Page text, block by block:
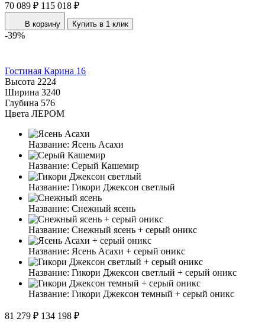
70 089 ₽ 115 018 ₽
В корзину Купить в 1 клик
-39%
Гостиная Карина 16
Высота 2224
Ширина 3240
Глубина 576
Цвета ЛЕРОМ
Название: Ясень Асахи
Название: Серый Кашемир
Название: Гикори Джексон светлый
Название: Снежный ясень
Название: Снежный ясень + серый оникс
Название: Ясень Асахи + серый оникс
Название: Гикори Джексон светлый + серый оникс
Название: Гикори Джексон темный + серый оникс
81 279 ₽ 134 198 ₽